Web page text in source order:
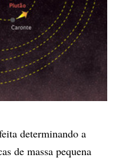
determinando a
de massa pequena